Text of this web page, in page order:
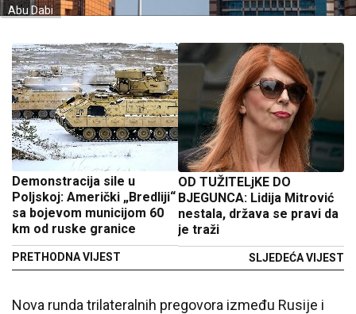
Abu Dabi
Demonstracija sile u
Poljskoj: Američki „Bredliji“
sa bojevom municijom 60
km od ruske granice
PRETHODNA VIJEST
OD TUŽITELjKE DO
BJEGUNCA: Lidija Mitrović
nestala, država se pravi da
je traži
SLJEDEĆA VIJEST
Nova runda trilateralnih pregovora između Rusije i